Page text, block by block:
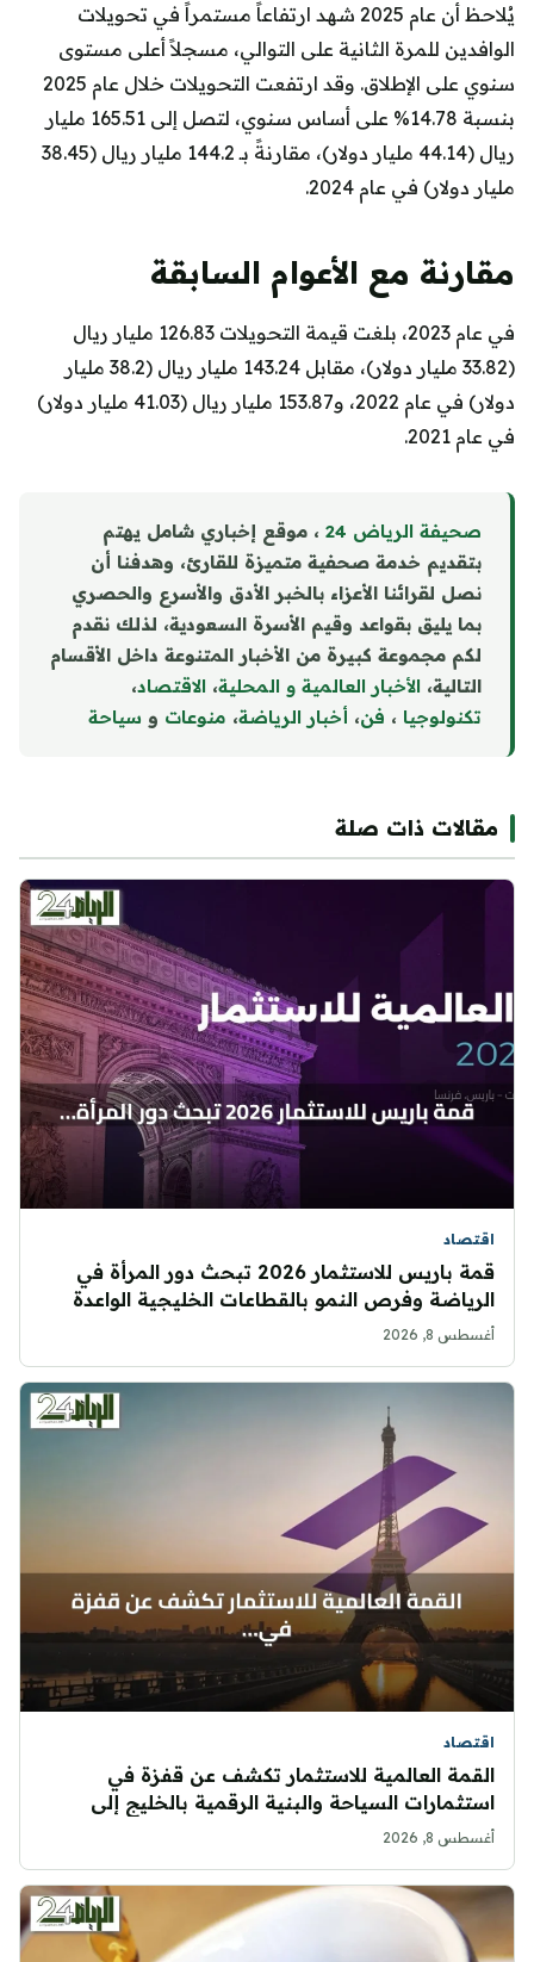
يُلاحظ أن عام 2025 شهد ارتفاعاً مستمراً في تحويلات
الوافدين للمرة الثانية على التوالي، مسجلاً أعلى مستوى
سنوي على الإطلاق. وقد ارتفعت التحويلات خلال عام 2025
بنسبة 14.78% على أساس سنوي، لتصل إلى 165.51 مليار
ريال (44.14 مليار دولار)، مقارنةً بـ 144.2 مليار ريال (38.45
مليار دولار) في عام 2024.
مقارنة مع الأعوام السابقة
في عام 2023، بلغت قيمة التحويلات 126.83 مليار ريال
(33.82 مليار دولار)، مقابل 143.24 مليار ريال (38.2 مليار
دولار) في عام 2022، و153.87 مليار ريال (41.03 مليار دولار)
في عام 2021.
صحيفة الرياض 24
، موقع إخباري شامل يهتم
بتقديم خدمة صحفية متميزة للقارئ، وهدفنا أن
نصل لقرائنا الأعزاء بالخبر الأدق والأسرع والحصري
بما يليق بقواعد وقيم الأسرة السعودية، لذلك نقدم
لكم مجموعة كبيرة من الأخبار المتنوعة داخل الأقسام
التالية، الأخبار العالمية و المحلية، الاقتصاد،
تكنولوجيا ، فن، أخبار الرياضة، منوعات و سياحة
مقالات ذات صلة
اقتصاد
قمة باريس للاستثمار 2026 تبحث دور المرأة في
الرياضة وفرص النمو بالقطاعات الخليجية الواعدة
أغسطس 8, 2026
اقتصاد
القمة العالمية للاستثمار تكشف عن قفزة في
استثمارات السياحة والبنية الرقمية بالخليج إلى
27.66 مليار دولار بحلول 2030
أغسطس 8, 2026